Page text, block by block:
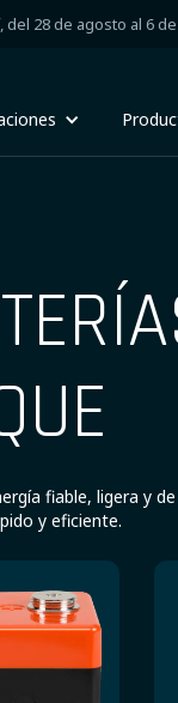
28 de agosto al 6
fiable, ligera y
y eficiente.